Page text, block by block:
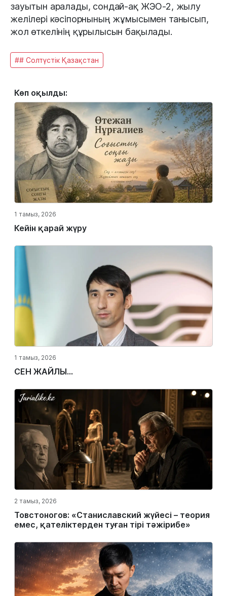
зауытын аралады, сондай-ақ ЖЭО-2, жылу
желілері кәсіпорнының жұмысымен танысып,
жол өткелінің құрылысын бақылады.
## Солтүстік Қазақстан
Көп оқылды:
1 тамыз, 2026
Кейін қарай жүру
1 тамыз, 2026
СЕН ЖАЙЛЫ...
2 тамыз, 2026
Товстоногов: «Станиславский жүйесі – теория
емес, қателіктерден туған тірі тәжірибе»